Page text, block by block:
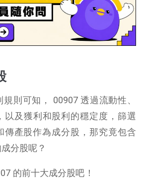
則可知， 00907 透過流動性、
以及獲利和股利的穩定度，篩選
傳產股作為成分股，那究竟包含
分股呢？
的前十大成分股吧！